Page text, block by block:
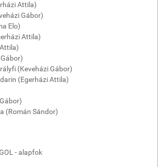
Attila)
Gábor)
Elo)
Attila)
(Keveházi Gábor)
(Egerházi Attila)
(Román Sándor)
- alapfok